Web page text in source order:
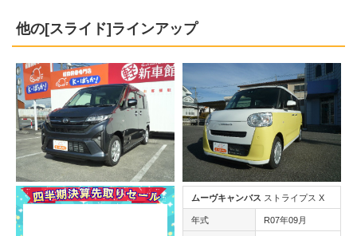
他の[スライド]ラインアップ
ムーヴキャンバス ストライプス X
年式 R07年09月